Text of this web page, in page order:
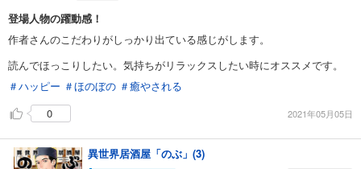
登場人物の躍動感！
作者さんのこだわりがしっかり出ている感じがします。
読んでほっこりしたい。気持ちがリラックスしたい時にオススメです。
＃ハッピー ＃ほのぼの ＃癒やされる
0
2021年05月05日
異世界居酒屋「のぶ」(3)